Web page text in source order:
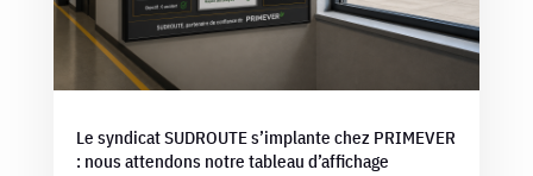
Le syndicat SUDROUTE s’implante chez PRIMEVER
: nous attendons notre tableau d’affichage